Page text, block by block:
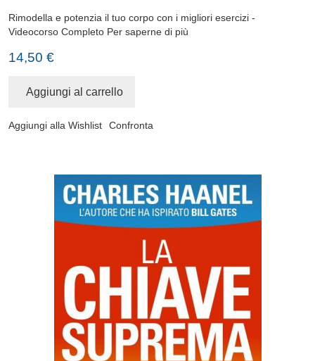
Rimodella e potenzia il tuo corpo con i migliori esercizi -
Videocorso Completo Per saperne di più
14,50 €
Aggiungi al carrello
Aggiungi alla Wishlist Confronta